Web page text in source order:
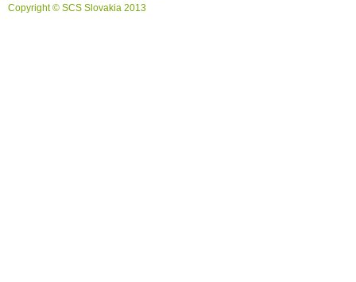
Copyright © SCS Slovakia 2013